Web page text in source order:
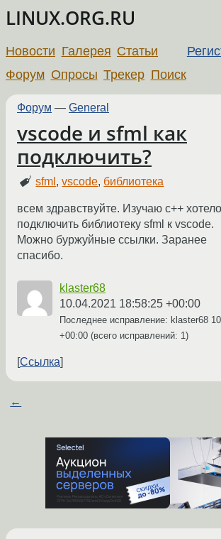
LINUX.ORG.RU
Новости Галерея Статьи
Форум Опросы Трекер Поиск
Форум — General
vscode и sfml как
подключить?
sfml ,vscode, библиотека
всем здравствуйте. Изучаю с++
подключить библиотеку sfml к vscode.
Можно буржуйные ссылки. Заранее
спасибо.
klaster68
10.04.2021 18:58:25 +00:00
Последнее исправление: klaster68
+00:00 (всего исправлений: 1)
Ссылка
←